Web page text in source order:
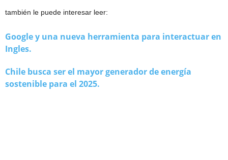
también le puede interesar leer:
Google y una nueva herramienta para interactuar en
Ingles.
Chile busca ser el mayor generador de energía
sostenible para el 2025.